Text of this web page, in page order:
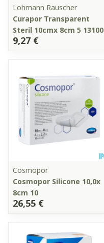
Lohmann Rauscher
Curapor Transparent
Steril 10cmx 8cm 5 13100
9,27 €
Cosmopor
Cosmopor Silicone 10,0x
8cm 10
26,55 €